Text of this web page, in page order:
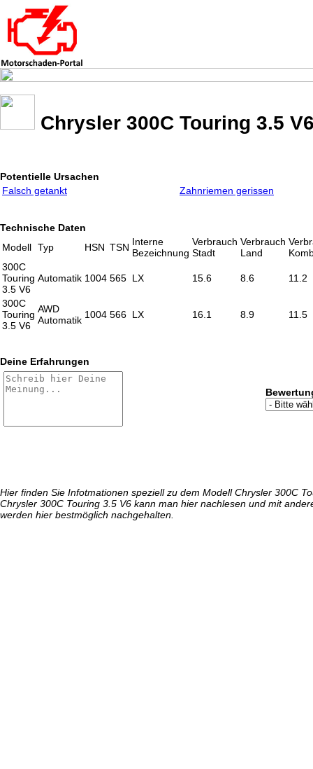
Chrysler 300C Touring 3.5
Potentielle Ursachen
Falsch getankt
Zahnriemen gerissen
Technische Daten
Modell Typ HSN TSN Interne
Bezeichnung
Verbrauch
Stadt
Verbrauch
Land
300C
Touring
3.5 V6
Automatik 1004 565 LX 15.6 8.6 11.2
300C
Touring
3.5 V6
AWD
Automatik 1004 566 LX 16.1 8.9 11.5
Deine Erfahrungen
Hier finden Sie Infotmationen speziell zu dem Modell Chrysler 300C
Chrysler 300C Touring 3.5 V6 kann man hier nachlesen und mit
werden hier bestmöglich nachgehalten.